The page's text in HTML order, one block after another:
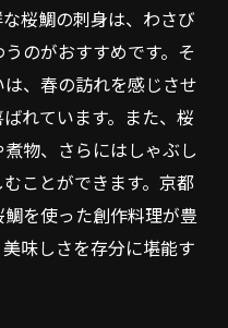
沢な冬の食卓
心温まる和食
り切る
ューのご紹介
食レストラン新鮮な
を使った料理
贅沢
桜鯛の刺身は、わさび
のがおすすめです。そ
、春の訪れを感じさせ
れています。また、桜
物、さらにはしゃぶし
ことができます。京都
を使った創作料理が豊
味しさを存分に堪能す